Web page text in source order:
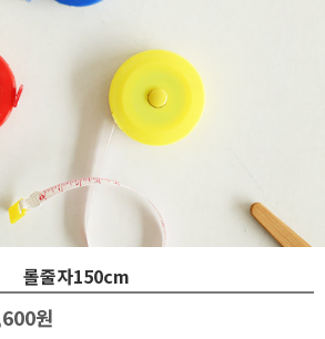
롤줄자150cm
원